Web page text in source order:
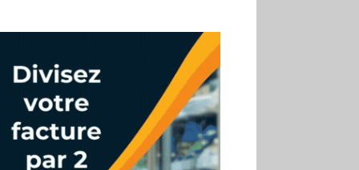
investissements pour
réduire sa consommation
d’eau
01.07
Aldi Studio lance sa
première collection capsule
inspirée de ses codes
visuels